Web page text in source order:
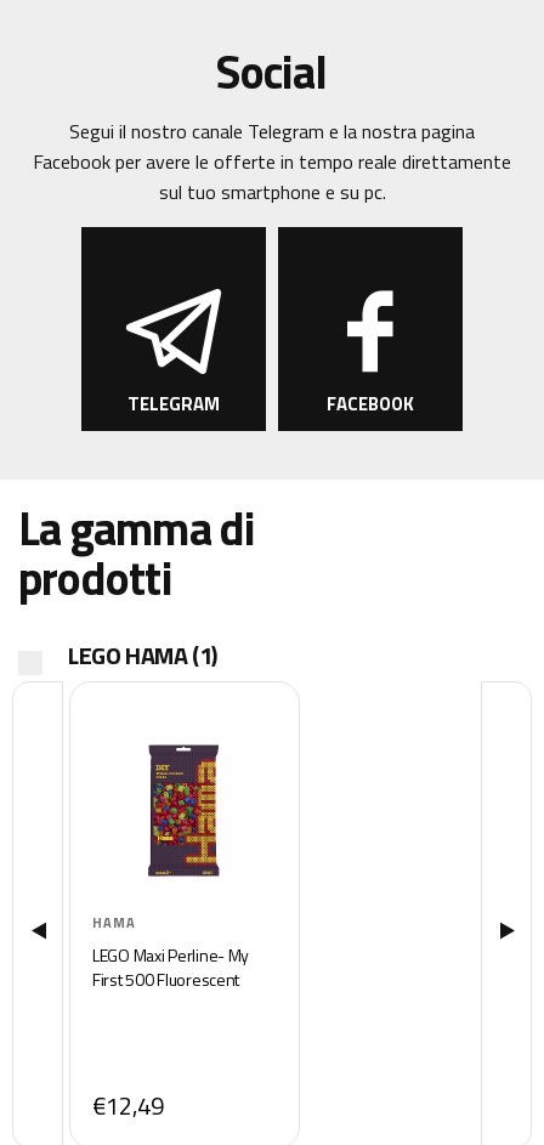
Social
Segui il nostro canale Telegram e la nostra pagina
Facebook per avere le offerte in tempo reale direttamente
sul tuo smartphone e su pc.
TELEGRAM FACEBOOK
La gamma di
prodotti
LEGO HAMA(1)
HAMA
LEGO Maxi Perline- My
First 500 Fluorescent
€12,49